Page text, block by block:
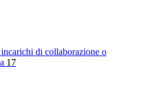
di collaborazione o
17